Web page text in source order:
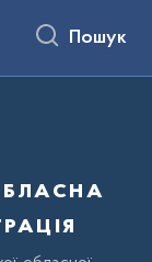
Пошук